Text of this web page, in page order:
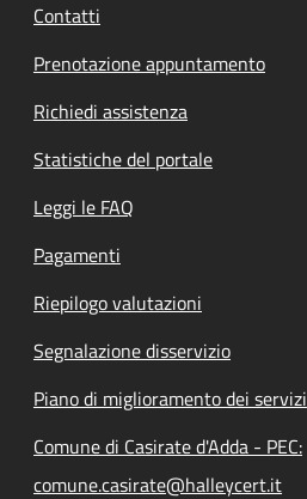
Contatti
Prenotazione appuntamento
Richiedi assistenza
Statistiche del portale
Leggi le FAQ
Pagamenti
Riepilogo valutazioni
Segnalazione disservizio
Piano di miglioramento dei servizi
Comune di Casirate d'Adda - PEC:
comune.casirate@halleycert.it